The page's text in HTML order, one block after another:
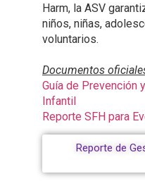
Harm, la ASV
niños, niñas,
voluntarios.
Documentos
Guía de Prevención
Infantil
Reporte SFH para
Reporte de